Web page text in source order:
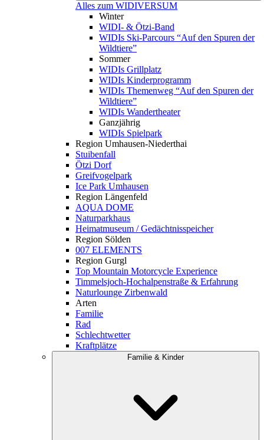
Alles zum WIDIVERSUM
Winter
WIDI- & Ötzi-Band
WIDIs Ski-Parcours “Auf den Spuren der
Wildtiere”
Sommer
WIDIs Grillplatz
WIDIs Kinderprogramm
WIDIs Themenweg “Auf den Spuren der
Wildtiere”
WIDIs Wandertheater
Ganzjährig
WIDIs Spielpark
Region Umhausen-Niederthai
Stuibenfall
Ötzi Dorf
Greifvogelpark
Ice Park Umhausen
Region Längenfeld
AQUA DOME
Naturparkhaus
Heimatmuseum / Gedächtnisspeicher
Region Sölden
007 ELEMENTS
Region Gurgl
Top Mountain Motorcycle Experience
Timmelsjoch-Hochalpenstraße & Erfahrung
Naturlounge Zirbenwald
Arten
Familie
Rad
Schlechtwetter
Kraftplätze
Familie & Kinder